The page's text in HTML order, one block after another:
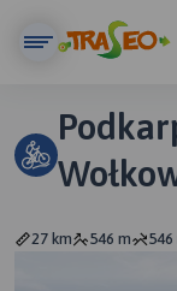
27 km 546 m 546